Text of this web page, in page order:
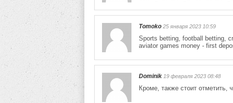
Tomoko 25 января 2023 10:59
Sports betting, football betting,
aviator games money - first
Dominik 19 февраля 2023 08:48
Кроме, также стоит отметить,